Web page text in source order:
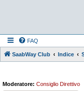
FAQ
SaabWay Club Indice
Moderatore: Consiglio Direttivo